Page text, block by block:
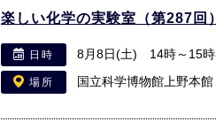
楽しい化学の実験室（第287回）
日時 8月8日(土) 14時～15
場所 国立科学博物館上野本